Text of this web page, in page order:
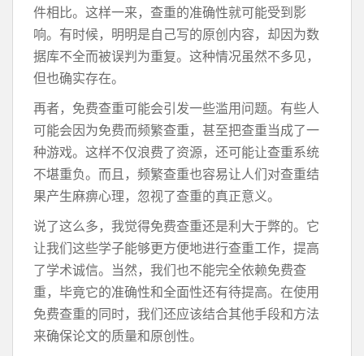
件相比。这样一来，查重的准确性就可能受到影
响。有时候，明明是自己写的原创内容，却因为数
据库不全而被误判为重复。这种情况虽然不多见，
但也确实存在。
再者，免费查重可能会引发一些滥用问题。有些人
可能会因为免费而频繁查重，甚至把查重当成了一
种游戏。这样不仅浪费了资源，还可能让查重系统
不堪重负。而且，频繁查重也容易让人们对查重结
果产生麻痹心理，忽视了查重的真正意义。
说了这么多，我觉得免费查重还是利大于弊的。它
让我们这些学子能够更方便地进行查重工作，提高
了学术诚信。当然，我们也不能完全依赖免费查
重，毕竟它的准确性和全面性还有待提高。在使用
免费查重的同时，我们还应该结合其他手段和方法
来确保论文的质量和原创性。